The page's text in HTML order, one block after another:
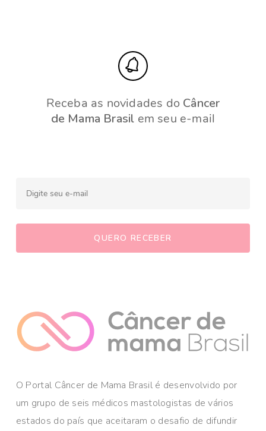
Receba as novidades do Câncer
de Mama Brasil em seu e-mail
O Portal Câncer de Mama Brasil é desenvolvido por
um grupo de seis médicos mastologistas de vários
estados do país que aceitaram o desafio de difundir